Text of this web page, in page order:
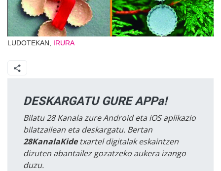
LUDOTEKAN, IRURA
DESKARGATU GURE APPa!
Bilatu 28 Kanala zure Android eta iOS aplikazio
bilatzailean eta deskargatu. Bertan
28KanalaKidetxartel digitalak eskaintzen
dizuten abantailez gozatzeko aukera izango
duzu.